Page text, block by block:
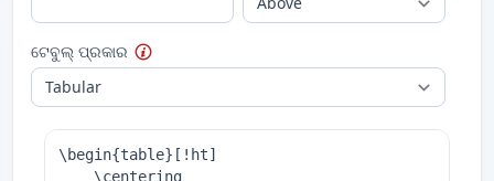
ଟେବୁଲ୍ ପ୍ରକାର